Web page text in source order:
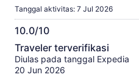
Tanggal aktivitas: 7 Jul 2026
10.0/10
10.0
dari
10
Traveler terverifikasi
Diulas pada tanggal Expedia
20 Jun 2026